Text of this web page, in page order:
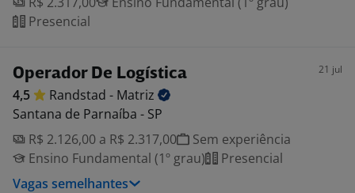
Presencial
Operador De Logística 21 jul
4,5 Randstad - Matriz
Santana de Parnaíba - SP
R$ 2.126,00 a R$ 2.317,00
Sem experiência
Ensino Fundamental (1º grau)
Presencial
Vagas semelhantes